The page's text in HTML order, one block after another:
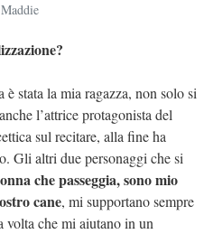
Maddie
è stata la mia ragazza, non solo si
l’attrice protagonista del
sul recitare, alla fine ha
Gli altri due personaggi che si
che passeggia, sono mio
cane, mi supportano sempre
volta che mi aiutano in un